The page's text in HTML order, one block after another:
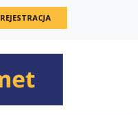
REJESTRACJA